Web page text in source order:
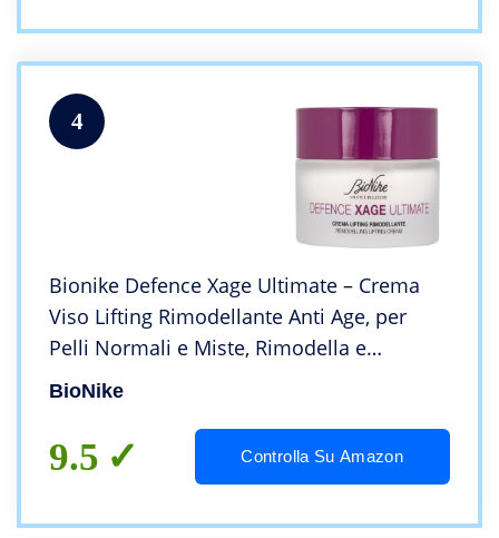
4
Bionike Defence Xage Ultimate – Crema
Viso Lifting Rimodellante Anti Age, per
Pelli Normali e Miste, Rimodella e
Contrasta Rilassamento Cutaneo e Rughe
BioNike
9.5 Controlla Su Amazon